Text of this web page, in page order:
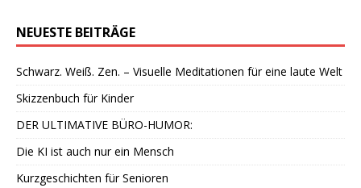
NEUESTE BEITRÄGE
Schwarz. Weiß. Zen. – Visuelle Meditationen für eine laute Welt
Skizzenbuch für Kinder
DER ULTIMATIVE BÜRO-HUMOR:
Die KI ist auch nur ein Mensch
Kurzgeschichten für Senioren